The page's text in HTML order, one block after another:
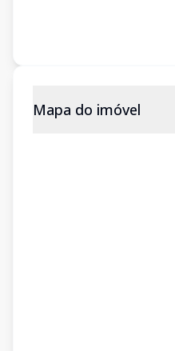
Mapa do imóvel